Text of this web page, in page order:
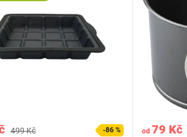
499 Kč -86 % od 79 Kč